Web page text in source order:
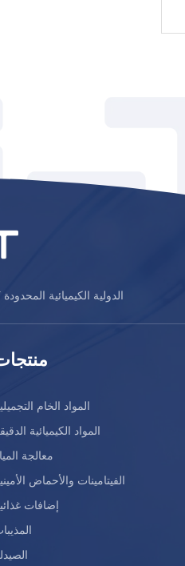
شركة BLi-T (Hefei) الكيميائية المحدودة، شركة BLi-T الدولية الكيميائية المحدودة
المواد الخام
المواد الكيميائية
معالجة
الفيتامينات والأحماض
إضافات